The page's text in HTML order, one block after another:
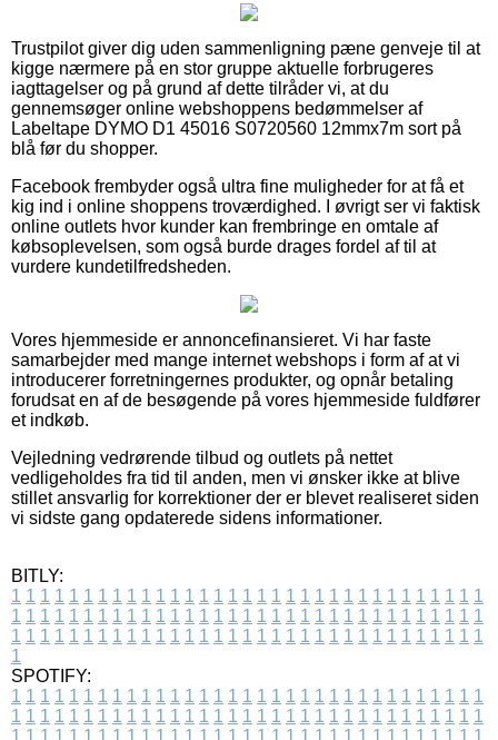
Trustpilot giver dig uden sammenligning pæne genveje til at
kigge nærmere på en stor gruppe aktuelle forbrugeres
iagttagelser og på grund af dette tilråder vi, at du
gennemsøger online webshoppens bedømmelser af
Labeltape DYMO D1 45016 S0720560 12mmx7m sort på
blå før du shopper.
Facebook frembyder også ultra fine muligheder for at få et
kig ind i online shoppens troværdighed. I øvrigt ser vi faktisk
online outlets hvor kunder kan frembringe en omtale af
købsoplevelsen, som også burde drages fordel af til at
vurdere kundetilfredsheden.
Vores hjemmeside er annoncefinansieret. Vi har faste
samarbejder med mange internet webshops i form af at vi
introducerer forretningernes produkter, og opnår betaling
forudsat en af de besøgende på vores hjemmeside fuldfører
et indkøb.
Vejledning vedrørende tilbud og outlets på nettet
vedligeholdes fra tid til anden, men vi ønsker ikke at blive
stillet ansvarlig for korrektioner der er blevet realiseret siden
vi sidste gang opdaterede sidens informationer.
BITLY:
1 1 1 1 1 1 1 1 1 1 1 1 1 1 1 1 1 1 1 1 1 1 1 1 1 1 1 1 1 1 1 1 1
1 1 1 1 1 1 1 1 1 1 1 1 1 1 1 1 1 1 1 1 1 1 1 1 1 1 1 1 1 1 1 1 1
1 1 1 1 1 1 1 1 1 1 1 1 1 1 1 1 1 1 1 1 1 1 1 1 1 1 1 1 1 1 1 1 1
1
SPOTIFY:
1 1 1 1 1 1 1 1 1 1 1 1 1 1 1 1 1 1 1 1 1 1 1 1 1 1 1 1 1 1 1 1 1
1 1 1 1 1 1 1 1 1 1 1 1 1 1 1 1 1 1 1 1 1 1 1 1 1 1 1 1 1 1 1 1 1
1 1 1 1 1 1 1 1 1 1 1 1 1 1 1 1 1 1 1 1 1 1 1 1 1 1 1 1 1 1 1 1 1